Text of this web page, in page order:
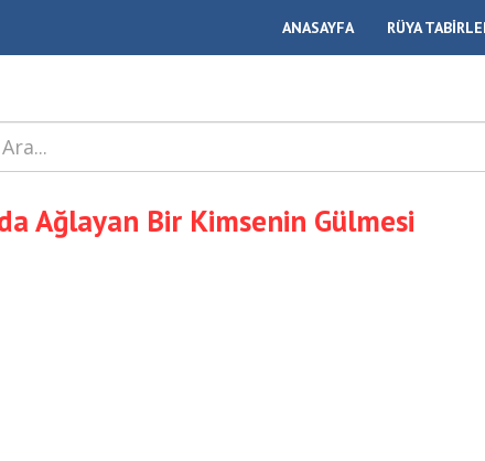
ANASAYFA RÜYA
Ağlayan Bir Kimsenin Gülmesi